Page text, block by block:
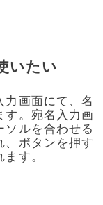
いたい
力画面にて、名
す。宛名入力画
ソルを合わせる
、ボタンを押す
す。